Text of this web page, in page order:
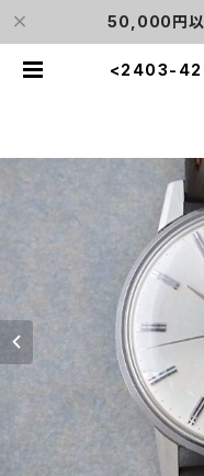
50,000円以
<2403-